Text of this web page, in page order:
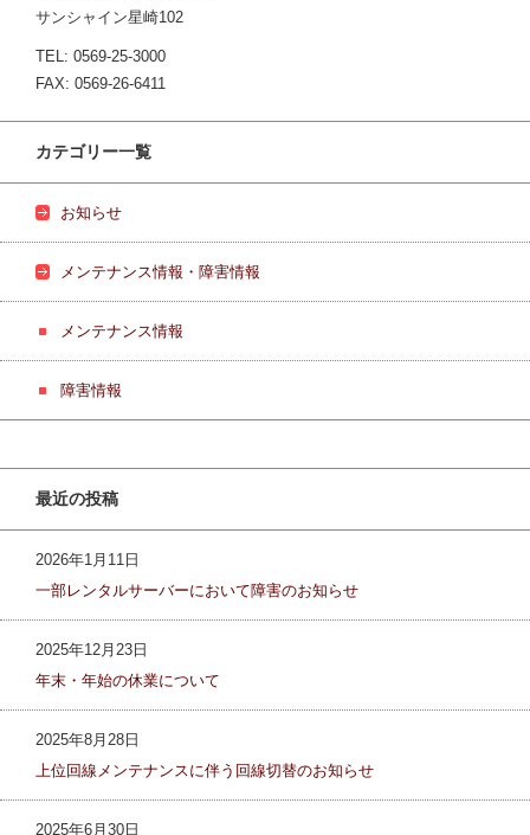
サンシャイン星崎102
TEL: 0569-25-3000
FAX: 0569-26-6411
カテゴリー一覧
お知らせ
メンテナンス情報・障害情報
メンテナンス情報
障害情報
最近の投稿
2026年1月11日
一部レンタルサーバーにおいて障害のお知らせ
2025年12月23日
年末・年始の休業について
2025年8月28日
上位回線メンテナンスに伴う回線切替のお知らせ
2025年6月30日